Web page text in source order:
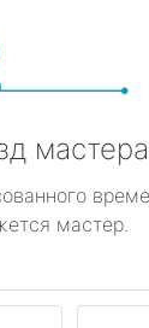
мастера
мастер.